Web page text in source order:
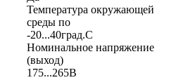
Температура окружающей
среды по
-20...40град.C
Номинальное напряжение
(выход)
175...265В